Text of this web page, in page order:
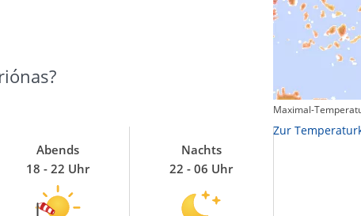
Abends
18 - 22 Uhr
Nachts
22 - 06 Uhr
Maximal-
Zur